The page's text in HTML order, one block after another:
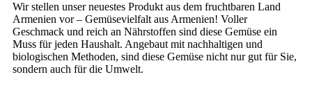
Wir stellen unser neuestes Produkt aus dem fruchtbaren Land
Armenien vor – Gemüsevielfalt aus Armenien! Voller
Geschmack und reich an Nährstoffen sind diese Gemüse ein
Muss für jeden Haushalt. Angebaut mit nachhaltigen und
biologischen Methoden, sind diese Gemüse nicht nur gut für Sie,
sondern auch für die Umwelt.